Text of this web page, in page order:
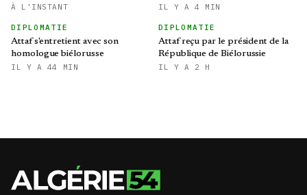
retour de la Campagne
À L'INSTANT
organisation du Mondial-2030
IL Y A 4 MIN
DIPLOMATIE
Attaf s'entretient avec son
homologue biélorusse
IL Y A 44 MIN
DIPLOMATIE
Attaf reçu par le président de la
République de Biélorussie
IL Y A 2 H